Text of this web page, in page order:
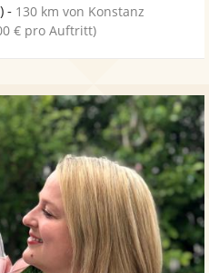
- 130 km von Konstanz
€ pro Auftritt)